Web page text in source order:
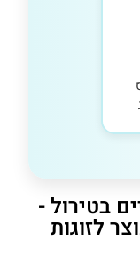
בטירול -
לזוגות